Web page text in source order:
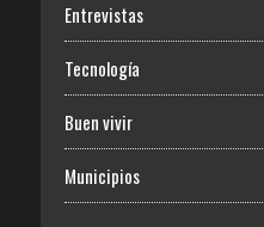
Entrevistas
Tecnología
Buen vivir
Municipios